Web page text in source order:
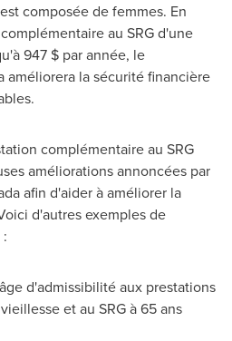
composée de femmes. En
au SRG d'une
947 $ par année, le
améliorera la sécurité financière
complémentaire au SRG
améliorations annoncées par
afin d'aider à améliorer la
d'autres exemples de
d'admissibilité aux prestations
et au SRG à 65 ans